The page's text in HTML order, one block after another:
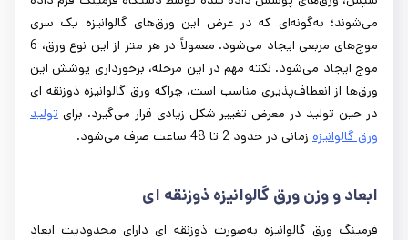
می‌شوند؛ به‌گونه‌ای که در عرض این ورق‌های گالوانیزه یک سری
موج‌های مربعی ایجاد می‌شود. معمولاً در هر متر از این نوع ورق، 6
موج ایجاد می‌شود. نکته مهم در این مرحله، برخورداری پوشش این
ورق‌ها از انعطاف‌پذیری مناسب است، چراکه ورق گالوانیزه ذوزنقه ای
در حین تولید در معرض تغییر شکل زیادی قرار می‌گیرد. برای تولید
ورق گالوانیزه زمانی در حدود 2 تا 48 ساعت صرف می‌شود.
ابعاد و وزن ورق‌ گالوانیزه ذوزنقه ای
فرمینگ ورق گالوانیزه به‌صورت ذوزنقه ای دارای محدودیت ابعاد